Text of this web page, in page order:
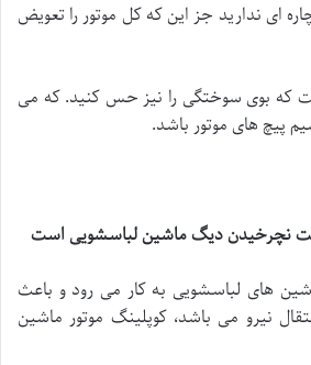
ای ندارید جز این که کل موتور را تعویض
که بوی سوختگی را نیز حس کنید. که می
پیچ های موتور باشد.
نچرخیدن دیگ ماشین لباسشویی است
های لباسشویی به کار می رود و باعث
نیرو می باشد، کوپلینگ موتور ماشین